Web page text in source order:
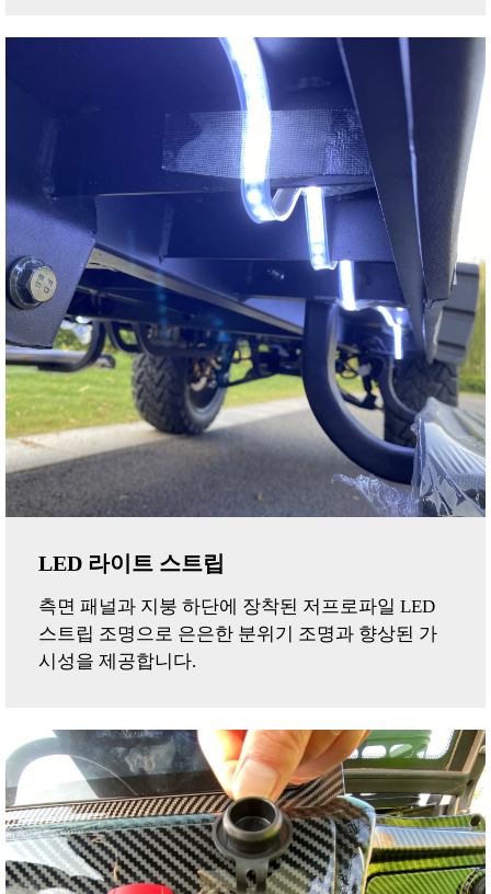
LED 라이트 스트립
측면 패널과 지붕 하단에 장착된 저프로파일 LED
스트립 조명으로 은은한 분위기 조명과 향상된 가
시성을 제공합니다.